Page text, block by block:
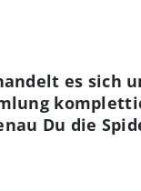
es sich
Du die